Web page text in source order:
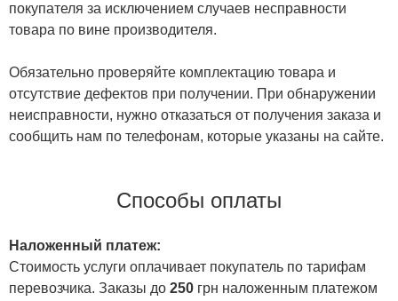
покупателя за исключением случаев несправности
товара по вине производителя.
Обязательно проверяйте комплектацию товара и
отсутствие дефектов при получении. При обнаружении
неисправности, нужно отказаться от получения заказа и
сообщить нам по телефонам, которые указаны на сайте.
Способы оплаты
Наложенный платеж:
Стоимость услуги оплачивает покупатель по тарифам
перевозчика. Заказы до 250 грн наложенным платежом